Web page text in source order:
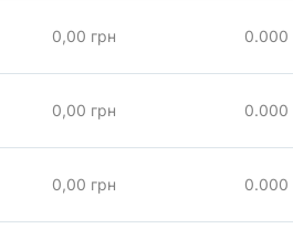
0,00 грн 0.000
0,00 грн 0.000
0,00 грн 0.000